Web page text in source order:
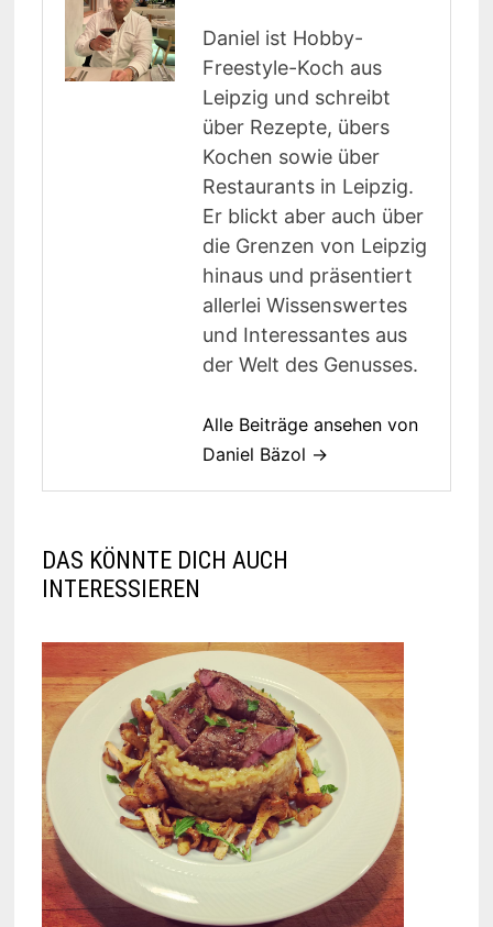
Daniel ist Hobby-
Freestyle-Koch aus
Leipzig und schreibt
über Rezepte, übers
Kochen sowie über
Restaurants in Leipzig.
Er blickt aber auch über
die Grenzen von Leipzig
hinaus und präsentiert
allerlei Wissenswertes
und Interessantes aus
der Welt des Genusses.
Alle Beiträge ansehen von
Daniel Bäzol →
DAS KÖNNTE DICH AUCH
INTERESSIEREN